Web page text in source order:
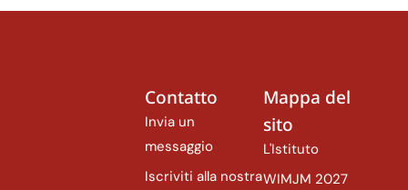
Contatto
Invia un
messaggio
Iscriviti alla nostra
Mappa del
sito
L'Istituto
WIMJM 2027